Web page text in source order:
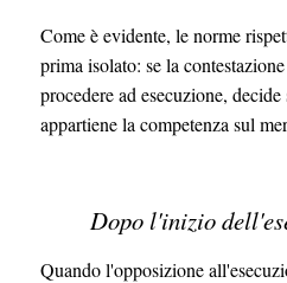
Come è evidente, le norme
prima isolato: se la
procedere ad esecuzione,
appartiene la competenza sul
Dopo l'inizio
Quando l'opposizione